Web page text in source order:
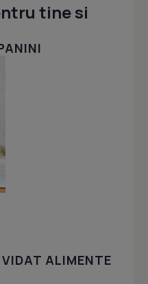
tine si
ALIMENTE